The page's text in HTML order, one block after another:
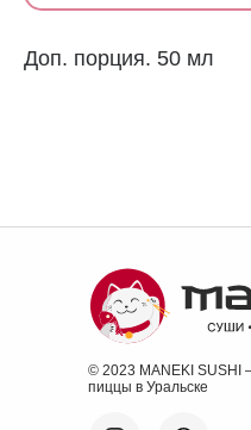
Доп. порция. 50 мл
© 2023 MANEKI SUSHI
пиццы в Уральске